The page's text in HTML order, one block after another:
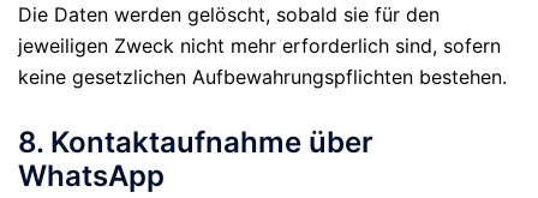
Die Daten werden gelöscht, sobald sie für den
jeweiligen Zweck nicht mehr erforderlich sind, sofern
keine gesetzlichen Aufbewahrungspflichten bestehen.
8. Kontaktaufnahme über
WhatsApp